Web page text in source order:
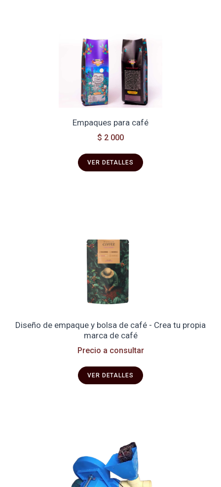
Empaques para café
$ 2 000
VER DETALLES
Diseño de empaque y bolsa de café - Crea tu propia
marca de café
Precio a consultar
VER DETALLES